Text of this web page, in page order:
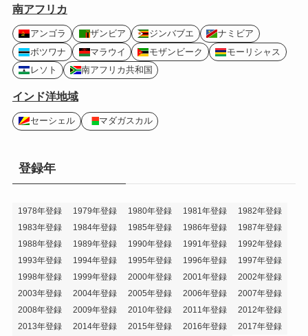
南アフリカ
アンゴラ ザンビア ジンバブエ
ナミビア
ボツワナ
マラウイ モザンビーク
モーリシャス
レソト
南アフリカ共和国
インド洋地域
セーシェル マダガスカル
登録年
1978年登録 1979年登録 1980年登録 1981年登録
1982年登録
1983年登録
1984年登録 1985年登録 1986年登録
1987年登録
1988年登録
1989年登録 1990年登録 1991年登録
1992年登録
1993年登録
1994年登録 1995年登録 1996年登録
1997年登録
1998年登録
1999年登録 2000年登録 2001年登録
2002年登録
2003年登録
2004年登録 2005年登録 2006年登録
2007年登録
2008年登録
2009年登録 2010年登録 2011年登録
2012年登録
2013年登録
2014年登録 2015年登録 2016年登録 2017年登録